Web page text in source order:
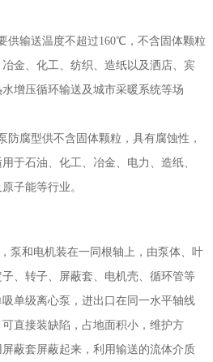
供输送温度不超过160℃，不含固体颗粒
金、化工、纺织、造纸以及洒店、宾
增压循环输送及城市采暖系统等场
防腐型供不含固体颗粒，具有腐蚀性，
于石油、化工、冶金、电力、造纸、
子能等行业。
和电机装在一同根轴上，由泵体、叶
、转子、屏蔽套、电机壳、循环管等
单级离心泵，进出口在同一水平轴线
直接装缺陷，占地面积小，维护方
蔽套屏蔽起来，利用输送的流体介质